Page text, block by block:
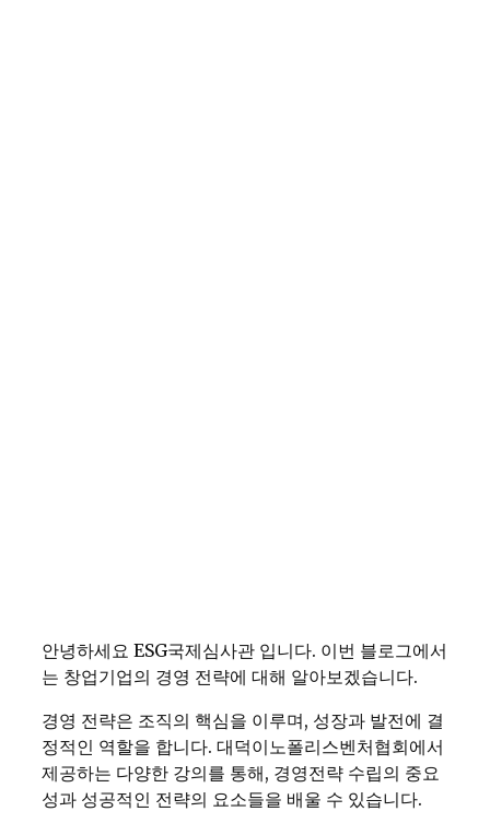
안녕하세요 ESG국제심사관 입니다. 이번 블로그에서
는 창업기업의 경영 전략에 대해 알아보겠습니다.
경영 전략은 조직의 핵심을 이루며, 성장과 발전에 결
정적인 역할을 합니다. 대덕이노폴리스벤처협회에서
제공하는 다양한 강의를 통해, 경영전략 수립의 중요
성과 성공적인 전략의 요소들을 배울 수 있습니다.